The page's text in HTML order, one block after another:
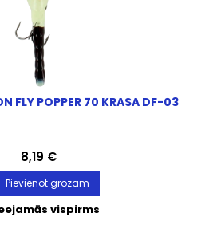
FLY POPPER 70 KRASA DF-03
Cena
8,19 €
Pievienot grozam
vispirms